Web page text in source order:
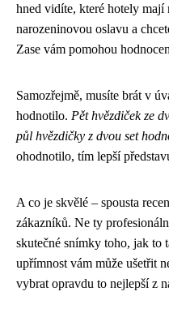
hned vidíte, které hotely mají
narozeninovou oslavu a
Zase vám pomohou
Samozřejmě, musíte brát v
hodnotilo. Pět hvězdiček ze
půl hvězdičky z dvou set
ohodnotilo, tím lepší
A co je skvělé – spousta
zákazníků. Ne ty
skutečné snímky toho, jak to
upřímnost vám může ušetřit
vybrat opravdu to nejlepší z